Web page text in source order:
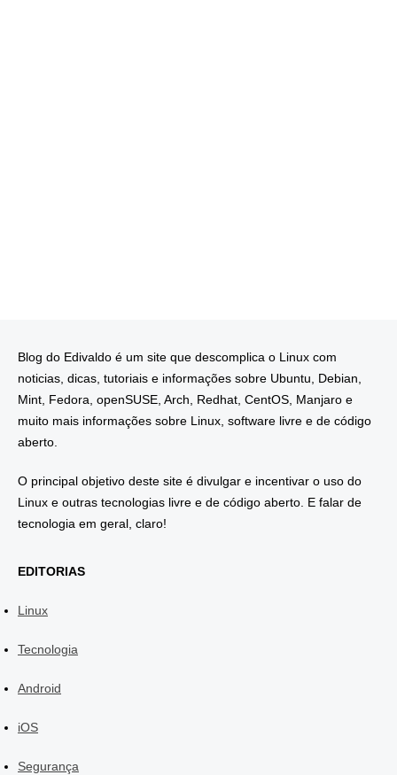
Blog do Edivaldo é um site que descomplica o Linux com
noticias, dicas, tutoriais e informações sobre Ubuntu, Debian,
Mint, Fedora, openSUSE, Arch, Redhat, CentOS, Manjaro e
muito mais informações sobre Linux, software livre e de código
aberto.
O principal objetivo deste site é divulgar e incentivar o uso do
Linux e outras tecnologias livre e de código aberto. E falar de
tecnologia em geral, claro!
EDITORIAS
Linux
Tecnologia
Android
iOS
Segurança